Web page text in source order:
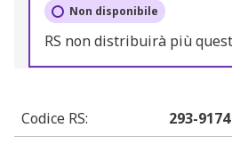
Non disponibile
RS non distribuirà più
Codice RS:
293-9174